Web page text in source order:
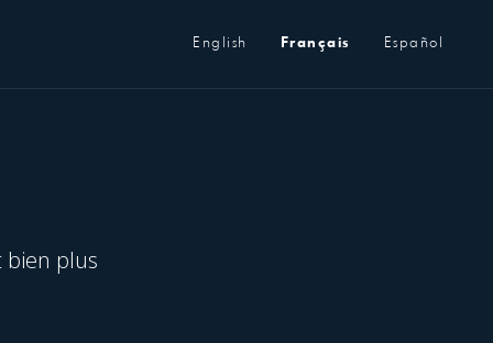
English Français Español
bien plus